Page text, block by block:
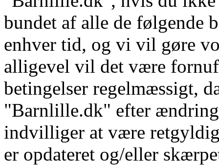
bundet af alle de følgende
enhver tid, og vi vil gøre
alligevel vil det være
betingelser regelmæssigt,
"Barnlille.dk" efter
indvilliger at være
er opdateret og/eller